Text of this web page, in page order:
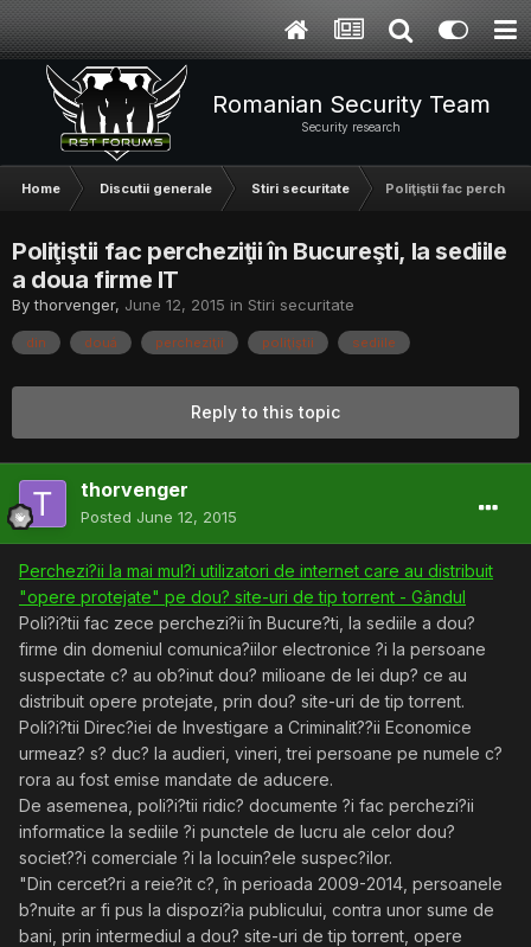
Romanian Security Team
Security research
Home Discutii generale Stiri securitate Poliţiştii fac
Poliţiştii fac percheziţii în Bucureşti, la sediile
a doua firme IT
Bythorvenger, June 12, 2015 in Stiri securitate
din douá percheziţii poliţiştii sediile
Reply to this topic
thorvenger
Posted June 12, 2015
Perchezi?ii la mai mul?i utilizatori de internet care au distribuit
"opere protejate" pe dou? site-uri de tip torrent - Gândul
Poli?i?tii fac zece perchezi?ii în Bucure?ti, la sediile a dou?
firme din domeniul comunica?iilor electronice ?i la persoane
suspectate c? au ob?inut dou? milioane de lei dup? ce au
distribuit opere protejate, prin dou? site-uri de tip torrent.
Poli?i?tii Direc?iei de Investigare a Criminalit??ii Economice
urmeaz? s? duc? la audieri, vineri, trei persoane pe numele c?
rora au fost emise mandate de aducere.
De asemenea, poli?i?tii ridic? documente ?i fac perchezi?ii
informatice la sediile ?i punctele de lucru ale celor dou?
societ??i comerciale ?i la locuin?ele suspec?ilor.
"Din cercet?ri a reie?it c?, în perioada 2009-2014, persoanele
b?nuite ar fi pus la dispozi?ia publicului, contra unor sume de
bani, prin intermediul a dou? site-uri de tip torrent, opere